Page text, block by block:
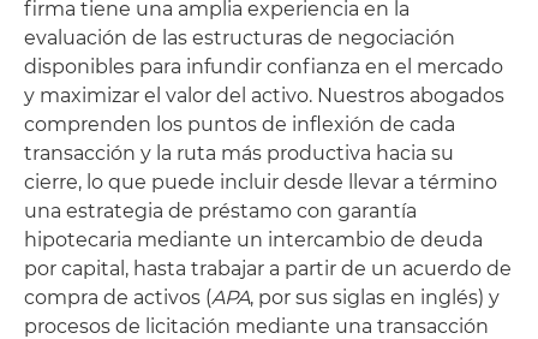
firma tiene una amplia experiencia en la
evaluación de las estructuras de negociación
disponibles para infundir confianza en el mercado
y maximizar el valor del activo. Nuestros abogados
comprenden los puntos de inflexión de cada
transacción y la ruta más productiva hacia su
cierre, lo que puede incluir desde llevar a término
una estrategia de préstamo con garantía
hipotecaria mediante un intercambio de deuda
por capital, hasta trabajar a partir de un acuerdo de
compra de activos (APA, por sus siglas en inglés) y
procesos de licitación mediante una transacción